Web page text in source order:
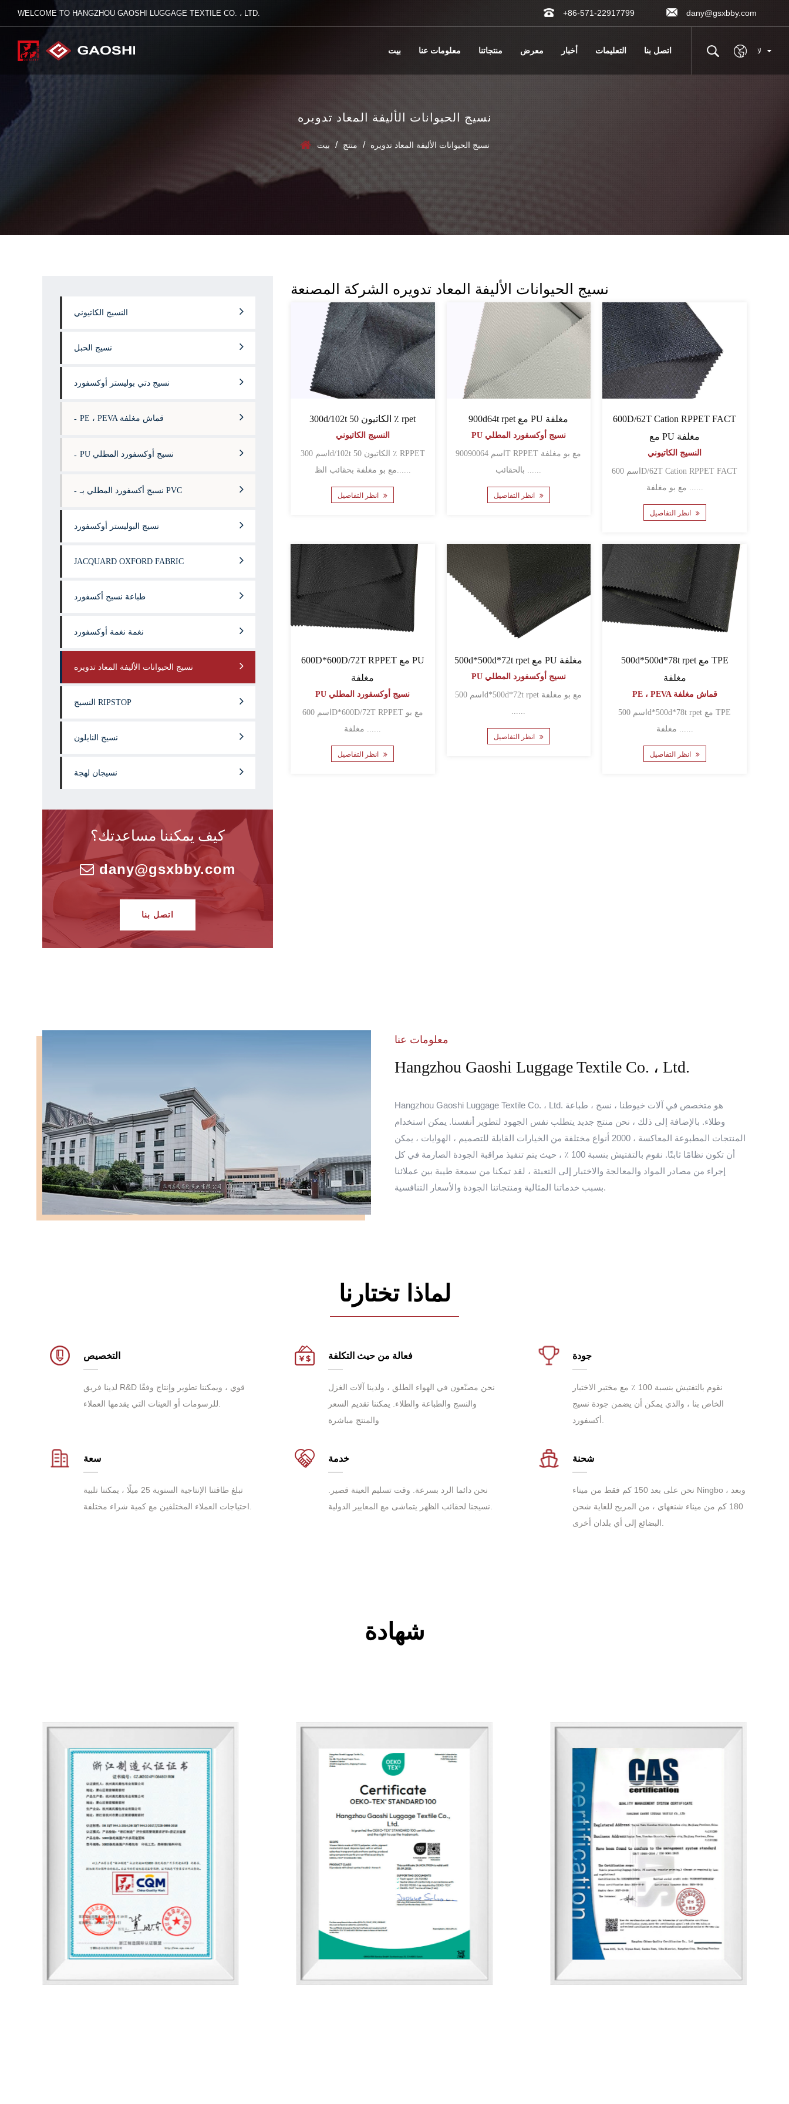
WELCOME TO HANGZHOU GAOSHI LUGGAGE TEXTILE CO. ، LTD. +86-571-22917799 dany@gsxbby.com
بيت معلومات عنا منتجاتنا معرض أخبار التعليمات اتصل بنا لا
نسيج الحيوانات الأليفة المعاد تدويره
بيت / منتج / نسيج الحيوانات الأليفة المعاد تدويره
النسيج الكاتيوني
نسيج الحبل
نسيج دتي بوليستر أوكسفورد
PE ، PEVA قماش مغلفة
PU نسيج أوكسفورد المطلي
نسيج أكسفورد المطلي بـ PVC
نسيج البوليستر أوكسفورد
JACQUARD OXFORD FABRIC
طباعة نسيج أكسفورد
نغمة نغمة أوكسفورد
نسيج الحيوانات الأليفة المعاد تدويره
النسيج RIPSTOP
نسيج النايلون
نسيجان لهجة
كيف يمكننا مساعدتك؟
dany@gsxbby.com
اتصل بنا
نسيج الحيوانات الأليفة المعاد تدويره الشركة المصنعة
300d/102t الكاتيون 50 ٪ rpet
النسيج الكاتيوني
اسم 300d/102t الكاتيون 50 ٪ RPPET
900d64t rpet مع PU مغلفة
PU نسيج أوكسفورد المطلي
اسم 90090064T RPPET مع بو مغلفة
انظر التفاصيل
600D/62T Cation RPPET FACT
مع PU مغلفة
النسيج الكاتيوني
اسم 600D/62T Cation RPPET FACT
انظر التفاصيل
600D*600D/72T RPPET مع PU
مغلفة
PU نسيج أوكسفورد المطلي
اسم 600D*600D/72T RPPET مع بو
مغلفة ......
500d*500d*72t rpet مع PU مغلفة
PU نسيج أوكسفورد المطلي
اسم 500d*500d*72t rpet مع بو مغلفة
......
500d*500d*78t rpet مع TPE
مغلفة
PE ، PEVA قماش مغلفة
اسم 500d*500d*78t rpet مع TPE
مغلفة ......
معلومات عنا
Hangzhou Gaoshi Luggage Textile Co. ، Ltd.
Hangzhou Gaoshi Luggage Textile Co. ، Ltd. هو متخصص في آلات خيوطنا ، نسج ، طباعة
وطلاء. بالإضافة إلى ذلك ، نحن منتج جديد يتطلب نفس الجهود لتطوير أنفسنا. يمكن استخدام
المنتجات المطبوعة المعاكسة ، 2000 أنواع مختلفة من الخيارات القابلة للتصميم ، الهوايات ، يمكن
أن تكون نظامًا ثابتًا. نقوم بالتفتيش بنسبة 100 ٪ ، حيث يتم تنفيذ مراقبة الجودة الصارمة في كل
إجراء من مصادر المواد والمعالجة والاختبار إلى التعبئة ، لقد تمكنا من سمعة طيبة بين عملائنا
بسبب خدماتنا المثالية ومنتجاتنا الجودة والأسعار التنافسية.
لماذا تختارنا
التخصيص
لدينا فريق R&D قوي ، ويمكننا تطوير وإنتاج وفقًا
فعالة من حيث التكلفة
نحن مصنّعون في الهواء الطلق ، ولدينا آلات الغزل
والنسج والطباعة والطلاء. يمكننا تقديم السعر
والمنتج مباشرة
جودة
نقوم بالتفتيش بنسبة 100 ٪ مع مختبر الاختبار
الخاص بنا ، والذي يمكن أن يضمن جودة نسيج
سعة
تبلغ طاقتنا الإنتاجية السنوية 25 ميلًا ، يمكننا تلبية
خدمة
نحن دائما الرد بسرعة. وقت تسليم العينة قصير.
شحنة
نحن على بعد 150 كم فقط من ميناء Ningbo ، وبعد
180 كم من ميناء شنغهاي ، من المريح للغاية شحن
شهادة